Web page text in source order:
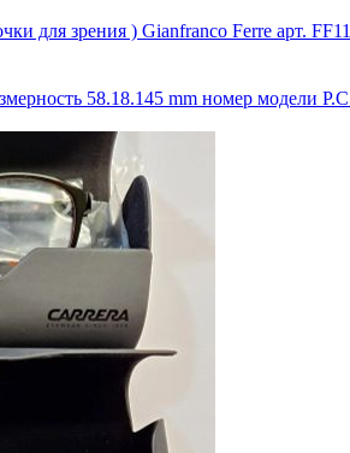
для зрения ) Gianfranco Ferre
58.18.145 mm номер модели